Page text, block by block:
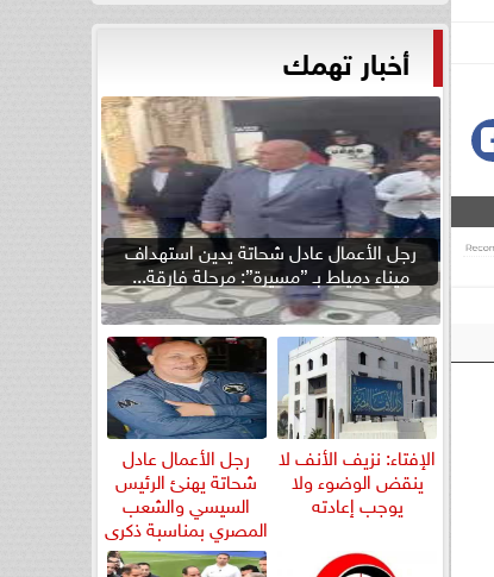
أخبار تهمك
رجل الأعمال عادل شحاتة يدين استهداف
ميناء دمياط بـ ”مسيرة”: مرحلة فارقة...
الإفتاء: نزيف الأنف لا
ينقض الوضوء ولا
يوجب إعادته
رجل الأعمال عادل
شحاتة يهنئ الرئيس
السيسي والشعب
المصري بمناسبة ذكرى
ثورة...